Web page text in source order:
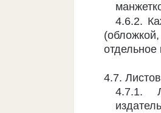
4.6.2.
отдельное
4.7.
4.7.1.